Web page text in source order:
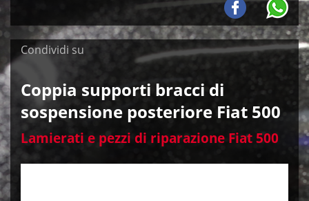
Condividi su
Coppia supporti bracci di
sospensione posteriore Fiat 500
Lamierati e pezzi di riparazione Fiat 500